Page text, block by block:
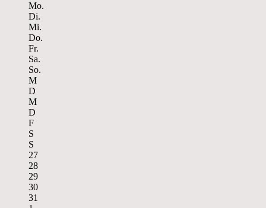
Mo.
Di.
Mi.
Do.
Fr.
Sa.
So.
M
D
M
D
F
S
S
27
28
29
30
31